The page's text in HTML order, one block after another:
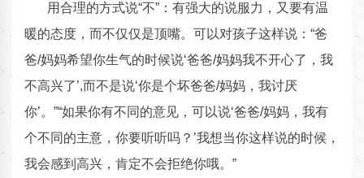
用合理的方式说“不”：有强大的说服力，又要有温
暖的态度，而不仅仅是顶嘴。可以对孩子这样说：“爸
爸/妈妈希望你生气的时候说‘爸爸/妈妈我不开心了，我
不高兴了’,而不是说‘你是个坏爸爸/妈妈，我讨厌
你’。”“如果你有不同的意见，可以说‘爸爸/妈妈，我有
个不同的主意，你要听听吗？’我想当你这样说的时候，
我会感到高兴，肯定不会拒绝你哦。”